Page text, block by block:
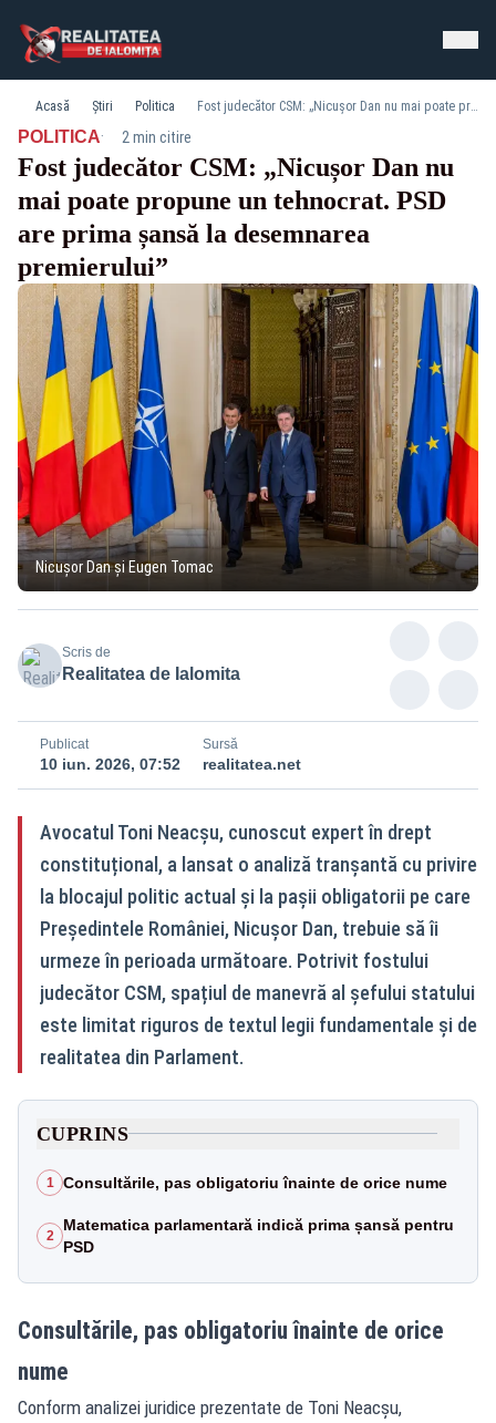
Acasă Știri Politica Fost judecător CSM: „Nicușor Dan nu mai poate propune un tehnocrat. PSD are prima șansă la desemnarea premierului”
POLITICA· 2 min citire
Fost judecător CSM: „Nicușor Dan nu
mai poate propune un tehnocrat. PSD
are prima șansă la desemnarea
premierului”
Nicușor Dan și Eugen Tomac
Scris de
Realitatea de Ialomita
Publicat
10 iun. 2026, 07:52
Sursă
realitatea.net
Avocatul Toni Neacșu, cunoscut expert în drept
constituțional, a lansat o analiză tranșantă cu privire
la blocajul politic actual și la pașii obligatorii pe care
Președintele României, Nicușor Dan, trebuie să îi
urmeze în perioada următoare. Potrivit fostului
judecător CSM, spațiul de manevră al șefului statului
este limitat riguros de textul legii fundamentale și de
realitatea din Parlament.
CUPRINS
1 Consultările, pas obligatoriu înainte de orice nume
2
Matematica parlamentară indică prima șansă pentru
PSD
Consultările, pas obligatoriu înainte de orice
nume
Conform analizei juridice prezentate de Toni Neacșu,